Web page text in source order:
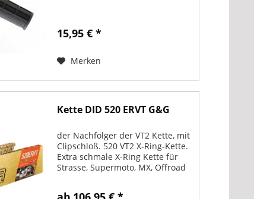
15,95 € *
Merken
Kette DID 520 ERVT G&G
der Nachfolger der VT2 Kette, mit
Clipschloß. 520 VT2 X-Ring-Kette.
Extra schmale X-Ring Kette für
Strasse, Supermoto, MX, Offroad